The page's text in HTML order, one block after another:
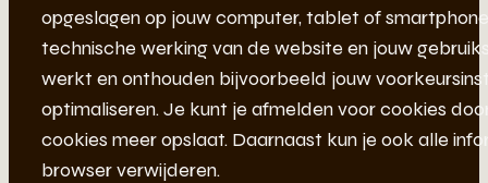
opgeslagen op jouw computer, tablet of
technische werking van de website en jouw
werkt en onthouden bijvoorbeeld jouw
optimaliseren. Je kunt je afmelden voor cookies
cookies meer opslaat. Daarnaast kun je ook alle
browser verwijderen.